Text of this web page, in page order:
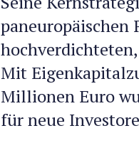
paneuropäischen
Mit
Millionen Euro
für neue